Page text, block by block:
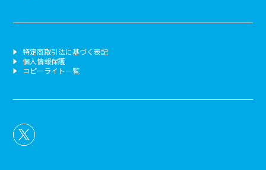
特定商取引法に基づく表記
個人情報保護
コピーライト一覧